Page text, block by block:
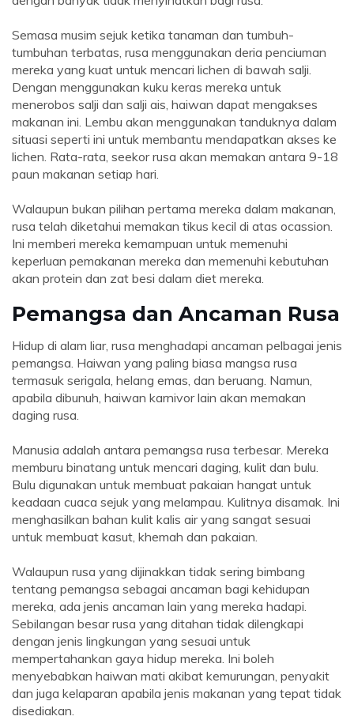
Semasa musim sejuk ketika tanaman dan tumbuh-
tumbuhan terbatas, rusa menggunakan deria penciuman
mereka yang kuat untuk mencari lichen di bawah salji.
Dengan menggunakan kuku keras mereka untuk
menerobos salji dan salji ais, haiwan dapat mengakses
makanan ini. Lembu akan menggunakan tanduknya dalam
situasi seperti ini untuk membantu mendapatkan akses ke
lichen. Rata-rata, seekor rusa akan memakan antara 9-18
paun makanan setiap hari.
Walaupun bukan pilihan pertama mereka dalam makanan,
rusa telah diketahui memakan tikus kecil di atas ocassion.
Ini memberi mereka kemampuan untuk memenuhi
keperluan pemakanan mereka dan memenuhi kebutuhan
akan protein dan zat besi dalam diet mereka.
Pemangsa dan Ancaman Rusa
Hidup di alam liar, rusa menghadapi ancaman pelbagai jenis
pemangsa. Haiwan yang paling biasa mangsa rusa
termasuk serigala, helang emas, dan beruang. Namun,
apabila dibunuh, haiwan karnivor lain akan memakan
daging rusa.
Manusia adalah antara pemangsa rusa terbesar. Mereka
memburu binatang untuk mencari daging, kulit dan bulu.
Bulu digunakan untuk membuat pakaian hangat untuk
keadaan cuaca sejuk yang melampau. Kulitnya disamak. Ini
menghasilkan bahan kulit kalis air yang sangat sesuai
untuk membuat kasut, khemah dan pakaian.
Walaupun rusa yang dijinakkan tidak sering bimbang
tentang pemangsa sebagai ancaman bagi kehidupan
mereka, ada jenis ancaman lain yang mereka hadapi.
Sebilangan besar rusa yang ditahan tidak dilengkapi
dengan jenis lingkungan yang sesuai untuk
mempertahankan gaya hidup mereka. Ini boleh
menyebabkan haiwan mati akibat kemurungan, penyakit
dan juga kelaparan apabila jenis makanan yang tepat tidak
disediakan.